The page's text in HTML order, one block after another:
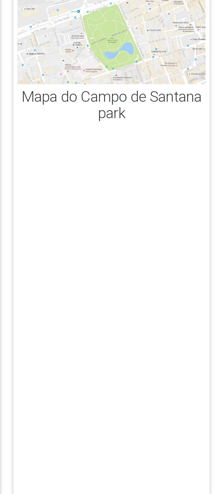
Mapa do Campo de Santana
park